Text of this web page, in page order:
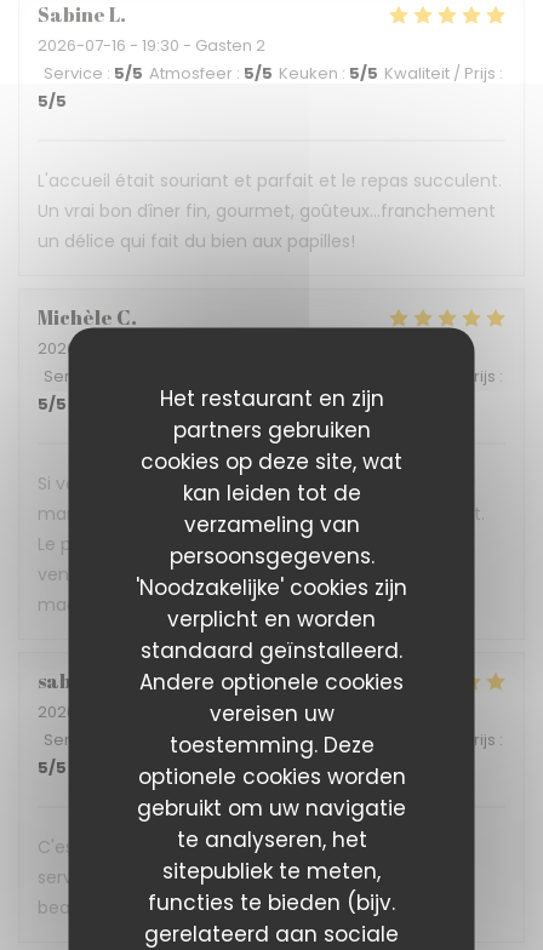
Het restaurant en zijn
partners gebruiken
cookies op deze site, wat
kan leiden tot de
verzameling van
persoonsgegevens.
'Noodzakelijke' cookies zijn
verplicht en worden
standaard geïnstalleerd.
Andere optionele cookies
vereisen uw
toestemming. Deze
optionele cookies worden
gebruikt om uw navigatie
te analyseren, het
sitepubliek te meten,
functies te bieden (bijv.
gerelateerd aan sociale
SabineL
2026-07-16 - 19:30 - Gasten 2
Service : 5/5 Atmosfeer : 5/5 Keuken : 5/5 Kwaliteit / Prijs :
5/5
L'accueil était souriant et parfait et le repas succulent.
Un vrai bon dîner fin, gourmet, goûteux...franchement
un délice qui fait du bien aux papilles!
Michèle C
2026-07-04
Service
Kwaliteit / Prijs :
5/5
Si vous voulez vous réconcilier avec vos papilles car
marre de la mal bouffe alors foncez direct au Reflet.
Le personnel bien sympathique se fera une joie de
venir vous servir les délicieux plats concoctés avec
maestria par l'équipe installée aux fourneaux.
sabine
2026-07-08
- 12:45 - Gasten 4
Service
Atmosfeer:5/5 Keuken:5/5 Kwaliteit / Prijs :
5/5
C'est une expérience gustative a chaque fois, un
service impeccable. Ne changer rien et merci
beaucoup pour cette accueil. A bientôt